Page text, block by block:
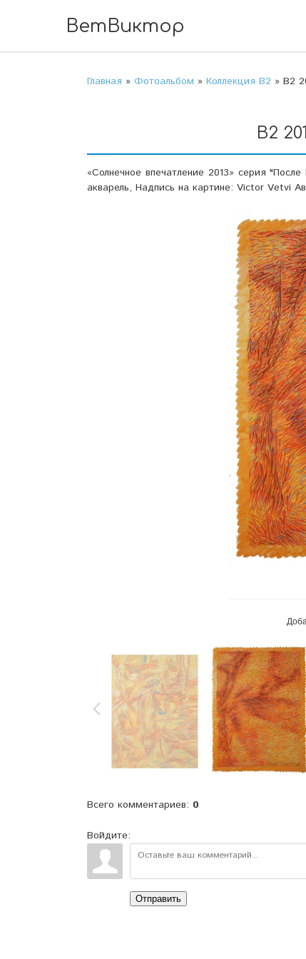
ВетВиктор
Главная » Фотоальбом » Коллекция В2 » В2
В2
«Солнечное впечатление 2013» серия
акварель, Надпись на картине: Victor Vetvi
В
Всего комментариев: 0
Войдите:
Отправить